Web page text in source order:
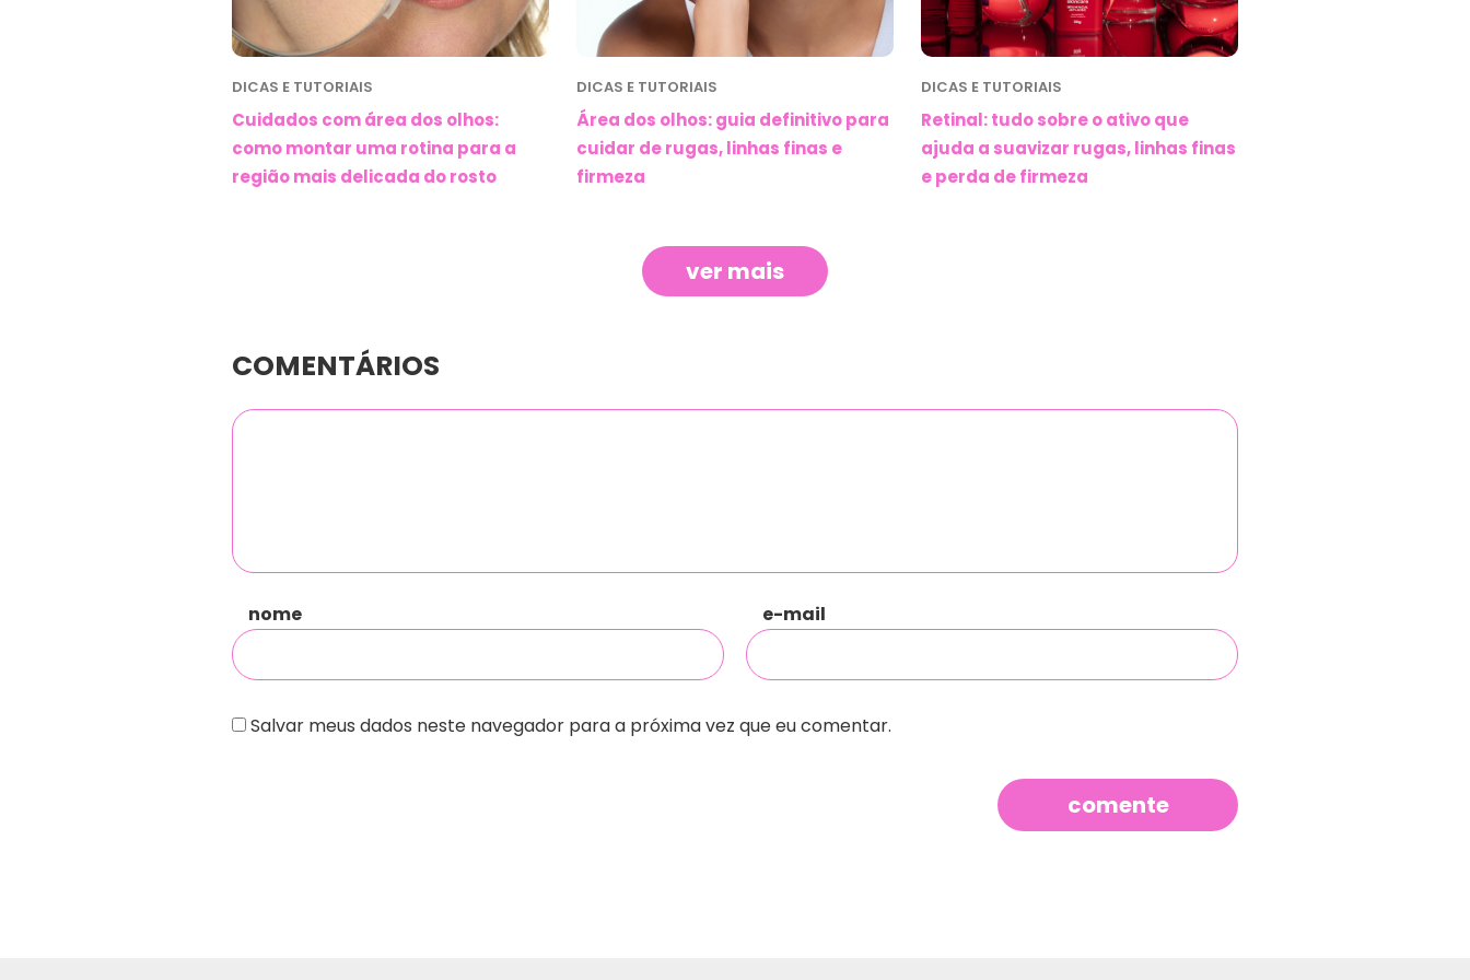
DICAS E TUTORIAIS
Cuidados com área dos olhos:
como montar uma rotina para a
região mais delicada do rosto
DICAS E TUTORIAIS
Área dos olhos: guia definitivo para
cuidar de rugas, linhas finas e
firmeza
DICAS E TUTORIAIS
Retinal: tudo sobre o ativo que
ajuda a suavizar rugas, linhas finas
e perda de firmeza
ver mais
COMENTÁRIOS
nome e-mail
Salvar meus dados neste navegador para a próxima vez que eu comentar.